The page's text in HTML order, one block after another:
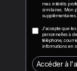
mes intérêts
similaires. Mon
supplémentaires.
J'accepte que
personnelles à
téléphone,
informations en